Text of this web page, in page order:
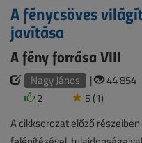
A fénycsöves
javítása
A fény forrása VIII
Nagy János |
44 854
2
5 (1)
A cikksorozat előző